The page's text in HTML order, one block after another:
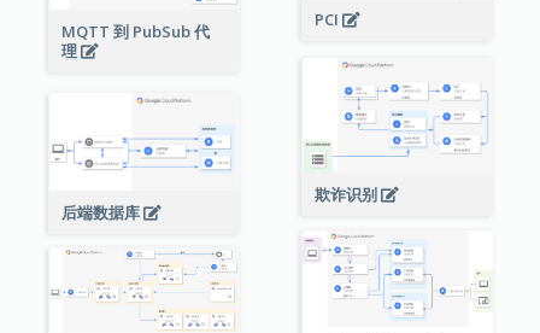
PCI
MQTT 到 PubSub 代
理
欺诈识别
后端数据库